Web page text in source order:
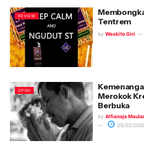
REVIEW
Tentrem
by Waskito Giri
OPINI
Merokok
Berbuka
by Alfianaja
25/02/